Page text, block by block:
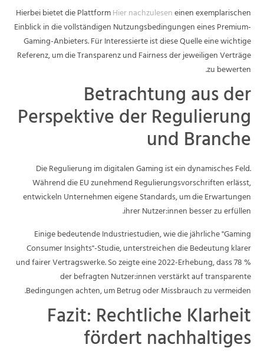
Hierbei bietet die PlattformHier nachzuleseneinen exemplarischen
Einblick in die vollständigen Nutzungsbedingungen eines Premium-
Gaming-Anbieters. Für Interessierte ist diese Quelle eine wichtige
Referenz, um die Transparenz und Fairness der jeweiligen Verträge
zu bewerten.
Betrachtung aus der
Perspektive der Regulierung
und Branche
Die Regulierung im digitalen Gaming ist ein dynamisches Feld.
Während die EU zunehmend Regulierungsvorschriften erlässt,
entwickeln Unternehmen eigene Standards, um die Erwartungen
ihrer Nutzer:innen besser zu erfüllen.
Einige bedeutende Industriestudien, wie die jährliche "Gaming
Consumer Insights"-Studie, unterstreichen die Bedeutung klarer
und fairer Vertragswerke. So zeigte eine 2022-Erhebung, dass 78 %
der befragten Nutzer:innen verstärkt auf transparente
Bedingungen achten, um Betrug oder Missbrauch zu vermeiden.
Fazit: Rechtliche Klarheit
fördert nachhaltiges